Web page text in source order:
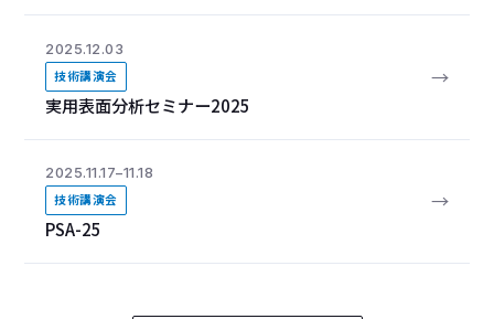
2025.12.03
技術講演会
実用表面分析セミナー2025
→
2025.11.17–11.18
技術講演会
PSA-25
→